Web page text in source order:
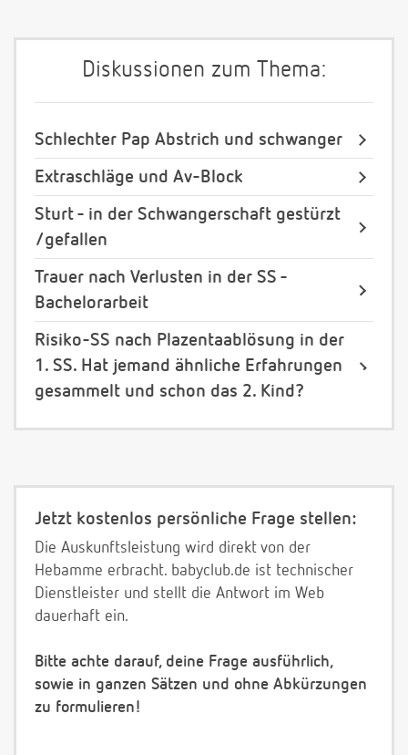
Diskussionen zum Thema:
Schlechter Pap Abstrich und schwanger
Extraschläge und Av-Block
Sturt - in der Schwangerschaft gestürzt
/gefallen
Trauer nach Verlusten in der SS -
Bachelorarbeit
Risiko-SS nach Plazentaablösung in der
1. SS. Hat jemand ähnliche Erfahrungen
gesammelt und schon das 2. Kind?
Jetzt kostenlos persönliche Frage stellen:
Die Auskunftsleistung wird direkt von der
Hebamme erbracht. babyclub.de ist technischer
Dienstleister und stellt die Antwort im Web
dauerhaft ein.
Bitte achte darauf, deine Frage ausführlich,
sowie in ganzen Sätzen und ohne Abkürzungen
zu formulieren!